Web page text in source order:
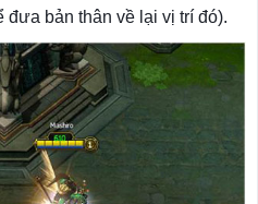
đưa bản thân về lại vị trí đó).